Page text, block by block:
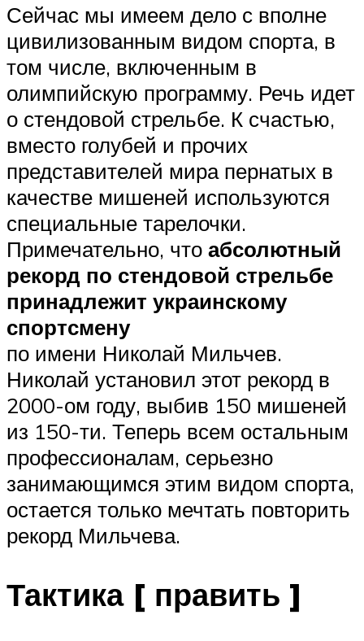
Сейчас мы имеем дело с вполне
цивилизованным видом спорта, в
том числе, включенным в
олимпийскую программу. Речь идет
о стендовой стрельбе. К счастью,
вместо голубей и прочих
представителей мира пернатых в
качестве мишеней используются
специальные тарелочки.
Примечательно, что абсолютный
рекорд по стендовой стрельбе
принадлежит украинскому
спортсмену
по имени Николай Мильчев.
Николай установил этот рекорд в
2000-ом году, выбив 150 мишеней
из 150-ти. Теперь всем остальным
профессионалам, серьезно
занимающимся этим видом спорта,
остается только мечтать повторить
рекорд Мильчева.
Тактика [ править ]